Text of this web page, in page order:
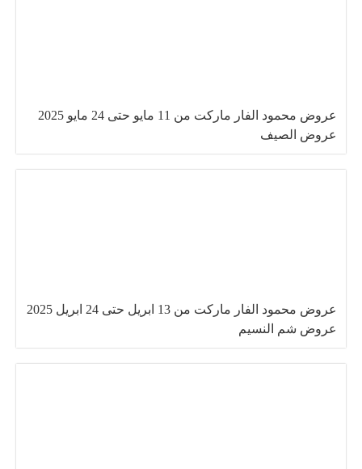
عروض محمود الفار ماركت من 11 مايو حتى 24 مايو 2025
عروض الصيف
عروض محمود الفار ماركت من 13 ابريل حتى 24 ابريل 2025
عروض شم النسيم